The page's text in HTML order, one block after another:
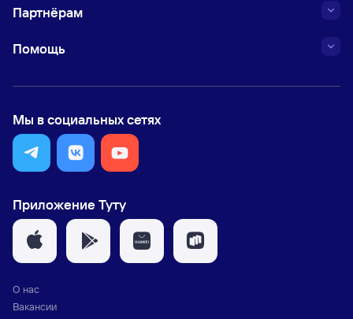
Партнёрам
Помощь
Мы в социальных сетях
Приложение Туту
О нас
Вакансии